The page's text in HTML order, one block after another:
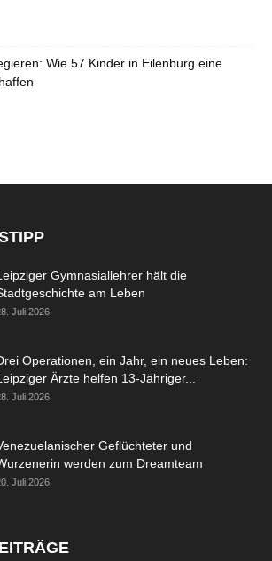
Wie 57 Kinder in Eilenburg eine
Gymnasiallehrer hält die
am Leben
Juli 2026
Operationen, ein Jahr, ein neues Leben:
Ärzte helfen 13-Jähriger...
Juli 2026
Geflüchteter und
werden zum Dreamteam
Juli 2026